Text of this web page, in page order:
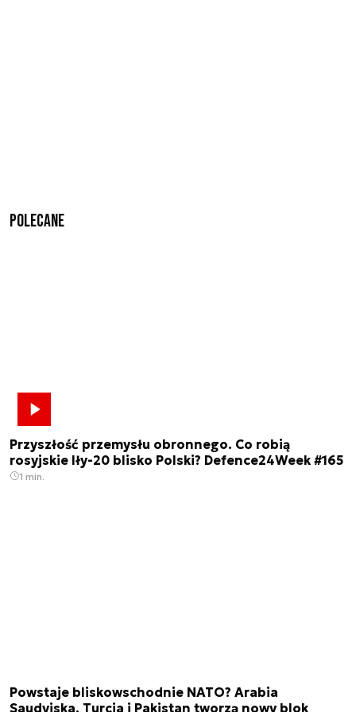
Polecane
Przyszłość przemysłu obronnego. Co robią
rosyjskie Iły-20 blisko Polski? Defence24Week #165
1 min.
Powstaje bliskowschodnie NATO? Arabia
Saudyjska, Turcja i Pakistan tworzą nowy blok